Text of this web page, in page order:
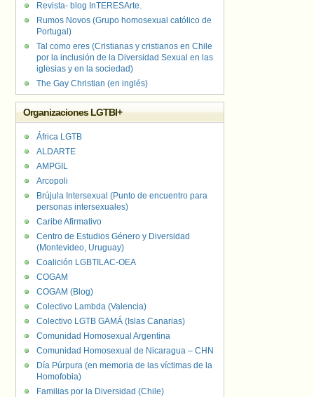
Revista- blog InTERESArte.
Rumos Novos (Grupo homosexual católico de
Portugal)
Tal como eres (Cristianas y cristianos en Chile
por la inclusión de la Diversidad Sexual en las
iglesias y en la sociedad)
The Gay Christian (en inglés)
Organizaciones LGTBI+
África LGTB
ALDARTE
AMPGIL
Arcopoli
Brújula Intersexual (Punto de encuentro para
personas intersexuales)
Caribe Afirmativo
Centro de Estudios Género y Diversidad
(Montevideo, Uruguay)
Coalición LGBTILAC-OEA
COGAM
COGAM (Blog)
Colectivo Lambda (Valencia)
Colectivo LGTB GAMÁ (Islas Canarias)
Comunidad Homosexual Argentina
Comunidad Homosexual de Nicaragua – CHN
Día Púrpura (en memoria de las víctimas de la
Homofobia)
Familias por la Diversidad (Chile)